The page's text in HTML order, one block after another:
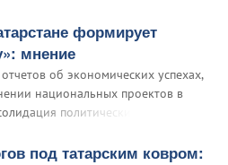
сообществе эта идея вызвала
отторжения.
формирует
мнение
об экономических успехах,
национальных проектов в
политических сил,
колонны». Кто занимается
под татарским ковром: